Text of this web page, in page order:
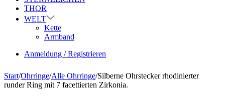
THOR
WELT
Kette
Armband
Anmeldung / Registrieren
Start/Ohrringe/Alle Ohrringe/Silberne Ohrstecker rhodinierter
runder Ring mit 7 facettierten Zirkonia.